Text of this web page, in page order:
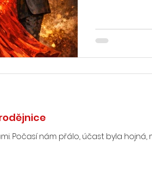
Počasí nám přálo, účast byla